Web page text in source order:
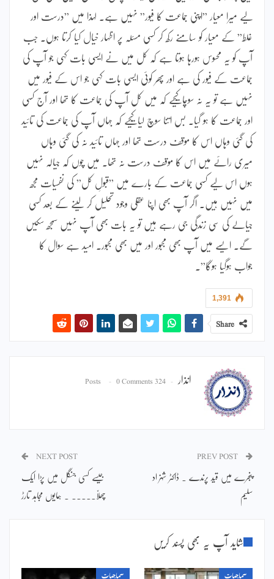
لیے میرا معیار ”اپنی جماعت کا فیور” نہیں ہے۔ لہذا میں ”درست اور
غلط” کے معیار کو سامنے رکھ کر کسی مسئلہ پر اظہار خیال کیا کرتا ہوں۔ جب
آپ کو یہ محسوس ہورہا ہوتا ہے کہ کل میں نے ایسی بات کہی جو آپ کی
جماعت کے فیور کی ہے اور پھر کوئی ایسی بات کہی جو اس کے فیور میں
نہیں ہے تو یہ نہ سوچا کیجیے کہ میں کل آپ کی جماعت کا تھا اور آج کسی
اور جماعت کا ہو گیا۔ بس اتنا سوچ لیا کیجیے کہ جہاں آپ کی جماعت کی تائید
کی گئی وہاں اس کا موقف درست تھا اور جہاں تائید نہ کی گئی وہاں
میری رائے میں اس کا موقف درست نہ تھا۔ میں چوں کہ جیالہ نہیں
ہوں اس لیے کسی جماعت کے بارے میں ”قبولِ کل” کی نفسیات مجھ
میں نہیں ہیں۔ اگر آپ بھی اپنا عقلی وجود تحلیل کر لینے کے بعد کسی
جیالے کی سی زندگی جی رہے ہیں تو یہ بات بھی آپ نہیں سمجھ سکیں
گے۔ ایسے میں آپ بھی مجبور اور میں بھی مجبور۔ امید ہے سوال کا
جواب ہوگیا ہوگا”۔
1,391
Share
انذار 324 Posts
0 Comments
پنجرے میں قید پرندے ۔ ڈاکٹر شہزاد
سلیم
NEXT POST
جیسے کسی جنگل میں پڑا ایک
چھلّا۔۔۔۔۔ ۔ ہمایوں مجاہد تارڑ
شاید آپ یہ بھی پسند کریں
سماجیات سماجیات